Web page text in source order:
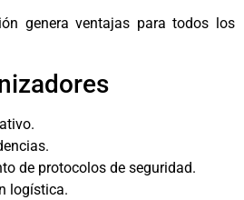
genera ventajas para todos los
de protocolos de seguridad.
logística.